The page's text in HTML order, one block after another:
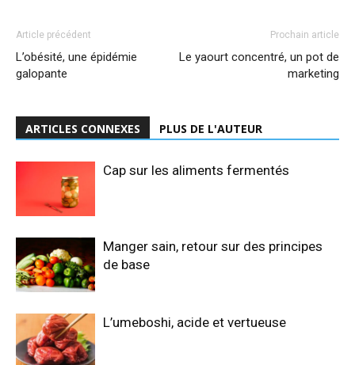
Article précédent
L’obésité, une épidémie
galopante
Prochain article
Le yaourt concentré, un pot de
marketing
ARTICLES CONNEXES PLUS DE L'AUTEUR
Cap sur les aliments fermentés
Manger sain, retour sur des principes
de base
L’umeboshi, acide et vertueuse